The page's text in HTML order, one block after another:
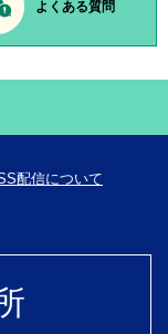
よくある質問
配信について